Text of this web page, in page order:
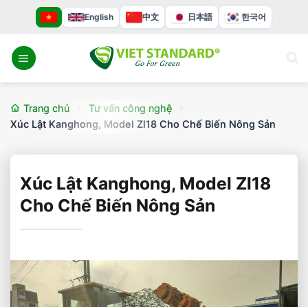
nội
dung
English 中文 日本語 한국어
Trang chủ
Tư vấn công nghệ
Xúc Lật Kanghong, Model Zl18 Cho Chế Biến Nông Sản
Xúc Lật Kanghong, Model Zl18
Cho Chế Biến Nông Sản